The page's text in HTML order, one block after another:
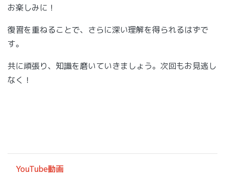
お楽しみに！
復習を重ねることで、さらに深い理解を得られるはずで
す。
共に頑張り、知識を磨いていきましょう。次回もお見逃し
なく！
YouTube動画